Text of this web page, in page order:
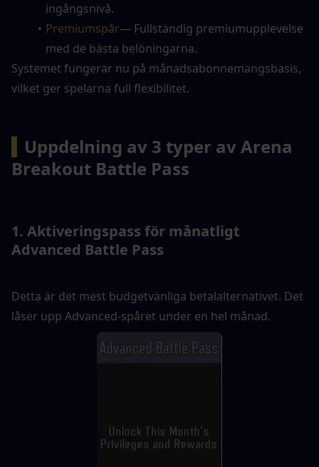
ingångsnivå.
Premiumspår— Fullständig premiumupplevelse
med de bästa belöningarna.
Systemet fungerar nu på månadsabonnemangsbasis,
vilket ger spelarna full flexibilitet.
Uppdelning av 3 typer av Arena
Breakout Battle Pass
1. Aktiveringspass för månatligt
Advanced Battle Pass
Detta är det mest budgetvänliga betalalternativet. Det
låser upp Advanced-spåret under en hel månad.